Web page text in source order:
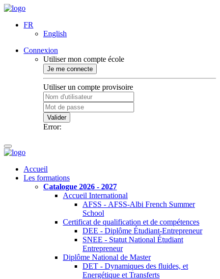
FR
English
Connexion
Utiliser mon compte école
Je me connecte
Utiliser un compte provisoire
Valider
Error:
Accueil
Les formations
Catalogue 2026 - 2027
Accueil International
AFSS - AFSS-Albi French Summer
School
Certificat de qualification et de compétences
DEE - Diplôme Étudiant-Entrepreneur
SNEE - Statut National Étudiant
Entrepreneur
Diplôme National de Master
DET - Dynamiques des fluides, et
Energétique et Transferts